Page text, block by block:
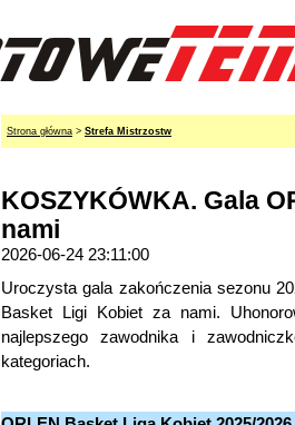
Strona główna > Strefa Mistrzostw
KOSZYKÓWKA. Gala
nami
2026-06-24 23:11:00
Uroczysta gala zakończenia sezonu
Basket Ligi Kobiet za nami.
najlepszego zawodnika i
kategoriach.